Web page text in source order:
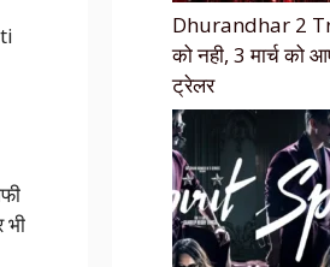
भी
Dhurandhar 2
को नही, 3 मार्च को
ट्रेलर